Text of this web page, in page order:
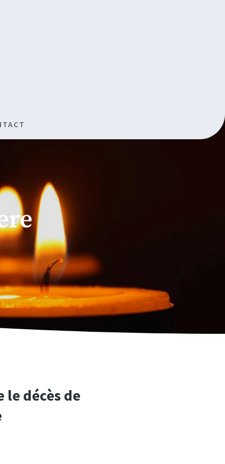
le décès de